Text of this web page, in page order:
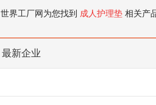
世界工厂网为您找到 成人护理垫 相关产
最新企业